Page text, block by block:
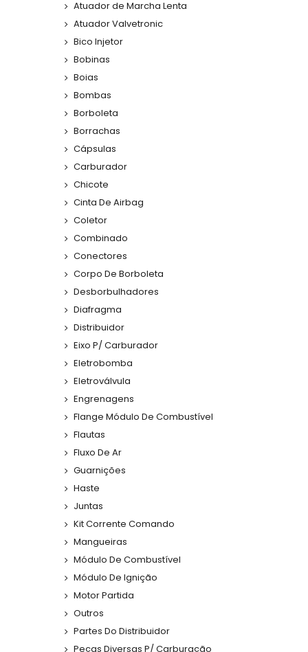
Atuador de Marcha Lenta
Atuador Valvetronic
Bico Injetor
Bobinas
Boias
Bombas
Borboleta
Borrachas
Cápsulas
Carburador
Chicote
Cinta De Airbag
Coletor
Combinado
Conectores
Corpo De Borboleta
Desborbulhadores
Diafragma
Distribuidor
Eixo P/ Carburador
Eletrobomba
Eletroválvula
Engrenagens
Flange Módulo De Combustível
Flautas
Fluxo De Ar
Guarnições
Haste
Juntas
Kit Corrente Comando
Mangueiras
Módulo De Combustível
Módulo De Ignição
Motor Partida
Outros
Partes Do Distribuidor
Peças Diversas P/ Carburação